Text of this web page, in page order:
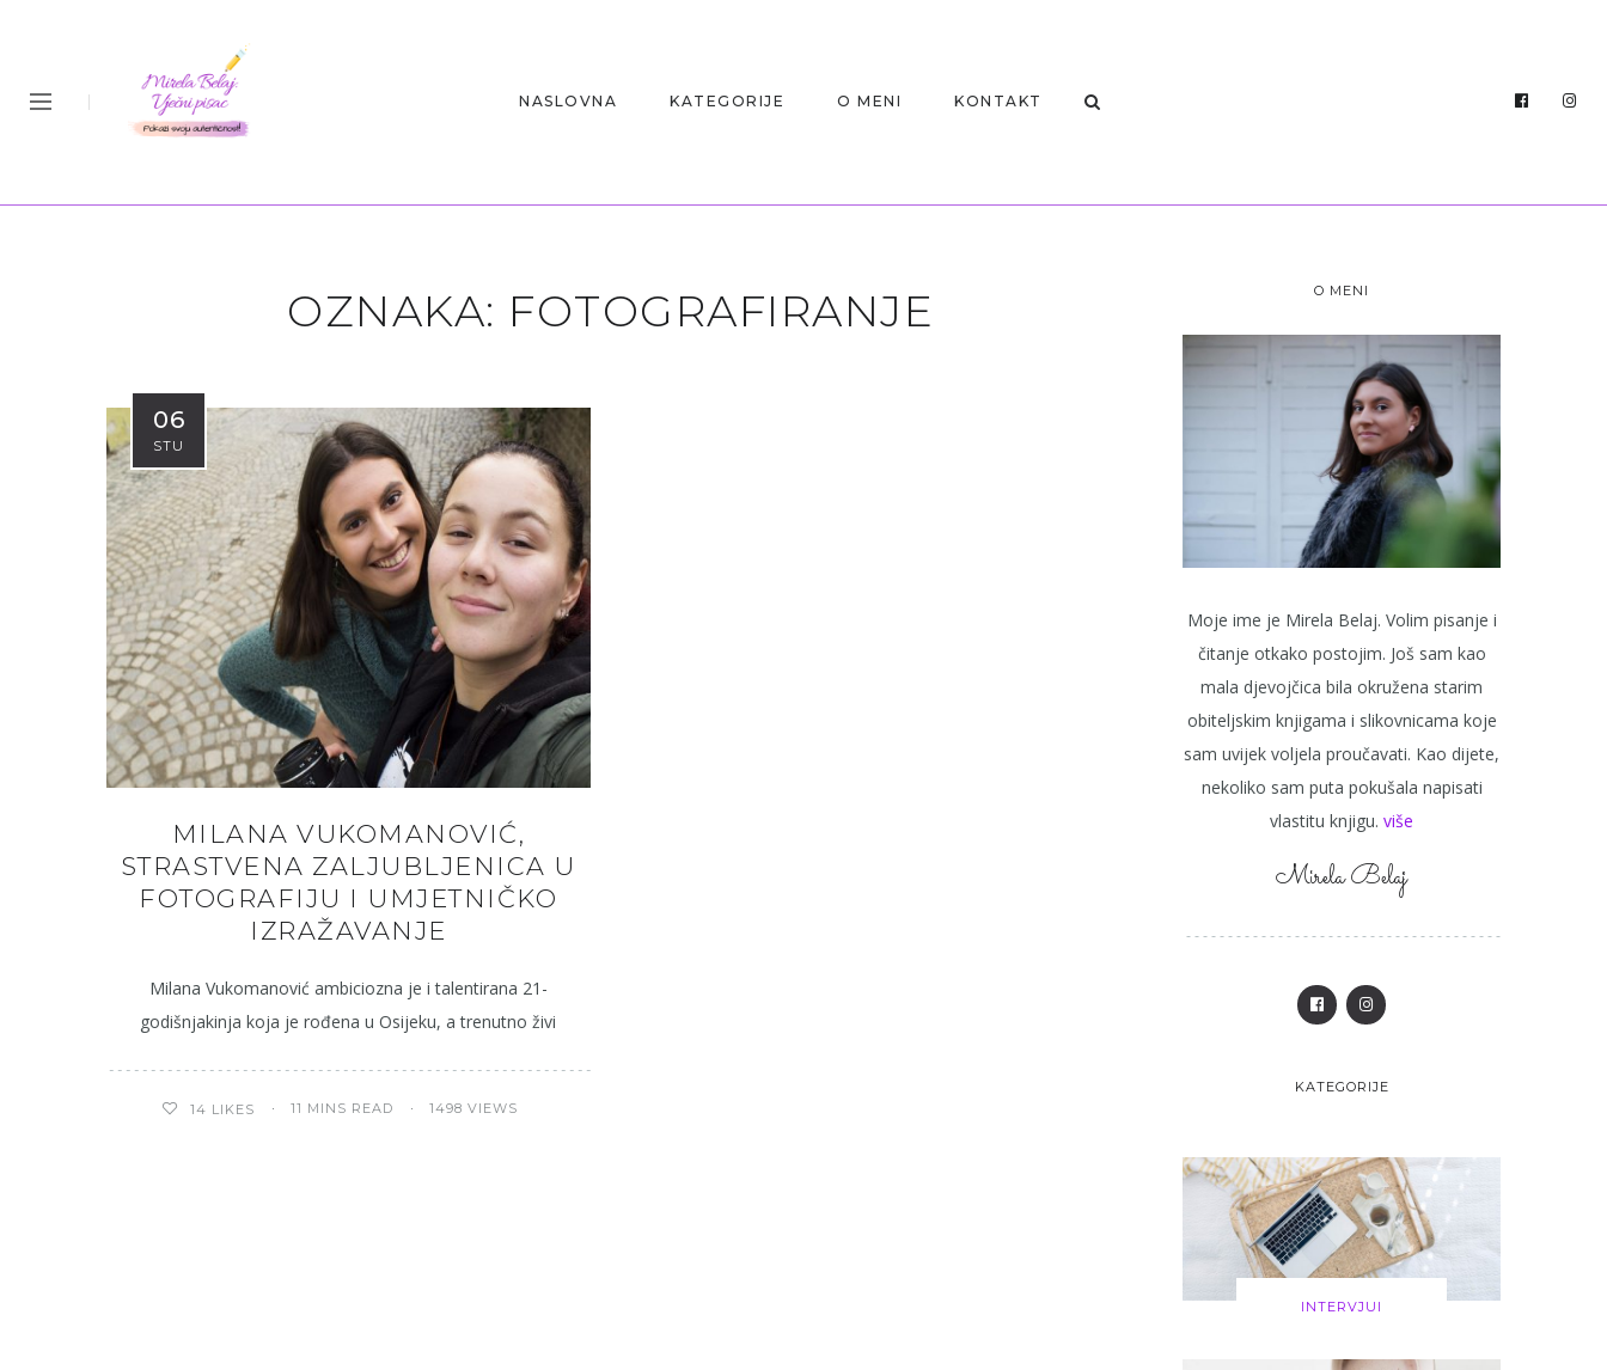
NASLOVNA KATEGORIJE O MENI KONTAKT
OZNAKA: FOTOGRAFIRANJE
06
STU
MILANA VUKOMANOVIĆ,
STRASTVENA ZALJUBLJENICA U
FOTOGRAFIJU I UMJETNIČKO
IZRAŽAVANJE
Milana Vukomanović ambiciozna je i talentirana 21-
godišnjakinja koja je rođena u Osijeku, a trenutno živi
14 LIKES 11 MINS READ 1498 VIEWS
O MENI
Moje ime je Mirela Belaj. Volim pisanje i
čitanje otkako postojim. Još sam kao
mala djevojčica bila okružena starim
obiteljskim knjigama i slikovnicama koje
sam uvijek voljela proučavati. Kao dijete,
nekoliko sam puta pokušala napisati
vlastitu knjigu. više
Mirela Belaj
KATEGORIJE
INTERVJUI